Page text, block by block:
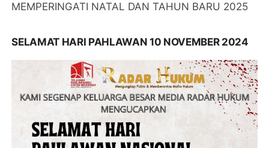
MEMPERINGATI NATAL DAN TAHUN BARU 2025
SELAMAT HARI PAHLAWAN 10 NOVEMBER 2024